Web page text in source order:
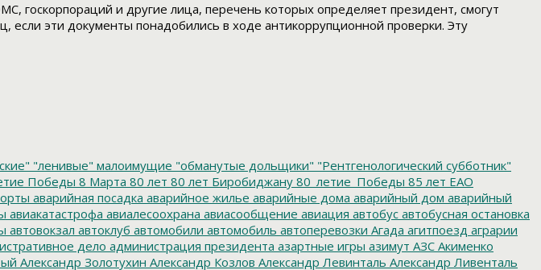
госкорпораций и другие лица, перечень которых определяет президент, смогут
если эти документы понадобились в ходе антикоррупционной проверки. Эту
"ленивые" малоимущие "обманутые дольщики" "Рентгенологический субботник"
Победы 8 Марта 80 лет 80 лет Биробиджану 80_летие_Победы 85 лет ЕАО
аварийная посадка аварийное жилье аварийные дома аварийный дом аварийный
авиакатастрофа авиалесоохрана авиасообщение авиация автобус автобусная остановка
автовокзал автоклуб автомобили автомобиль автоперевозки Агада агитпоезд аграрии
дело администрация президента азартные игры азимут АЗС Акименко
Александр Золотухин Александр Козлов Александр Левинталь Александр Ливенталь